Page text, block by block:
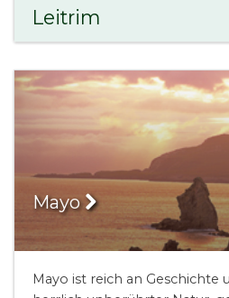
Leitrim
Mayo
Mayo ist reich an